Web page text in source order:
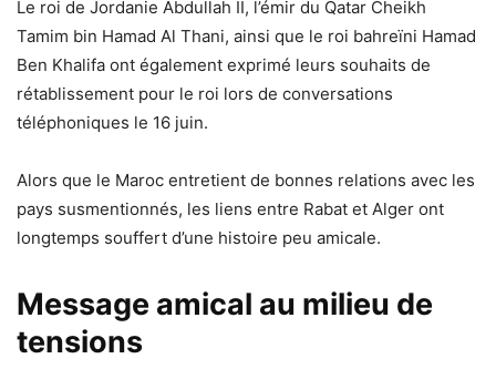
Le roi de Jordanie Abdullah II, l’émir du Qatar Cheikh
Tamim bin Hamad Al Thani, ainsi que le roi bahreïni Hamad
Ben Khalifa ont également exprimé leurs souhaits de
rétablissement pour le roi lors de conversations
téléphoniques le 16 juin.
Alors que le Maroc entretient de bonnes relations avec les
pays susmentionnés, les liens entre Rabat et Alger ont
longtemps souffert d’une histoire peu amicale.
Message amical au milieu de
tensions